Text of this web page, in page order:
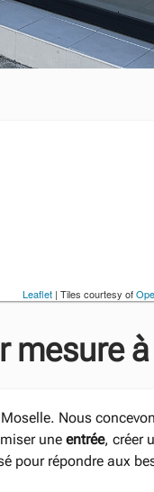
Leaflet | Tiles courtesy of
mesure
Nous
une entrée, créer
pour répondre aux